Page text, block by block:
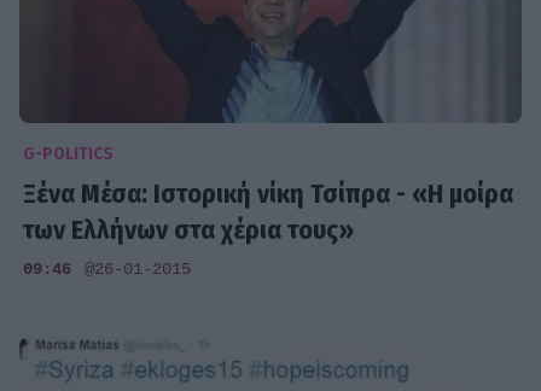
G-POLITICS
Ξένα Μέσα: Ιστορική νίκη Τσίπρα - «Η μοίρα
των Ελλήνων στα χέρια τους»
09:46 @26-01-2015